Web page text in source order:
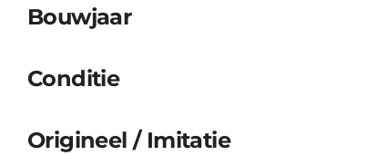
Bouwjaar
Conditie
Origineel / Imitatie